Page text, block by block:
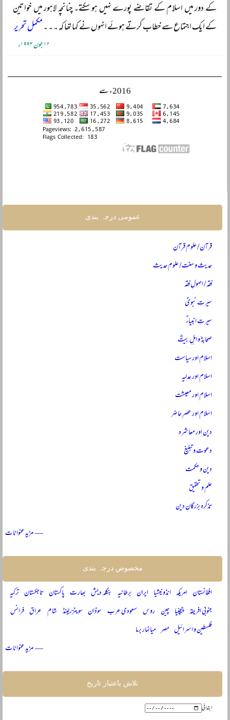
کے دور میں اسلام کے تقاضے پورے نہیں ہو سکتے۔ چنانچہ لاہور میں خواتین
کے ایک اجتماع سے خطاب کرتے ہوئے انہوں نے کہا تھا کہ ۔ ۔ ۔ مکمل تحریر
۱۲ جون ۱۹۹۳ء
2016ء سے
عمومی درجہ بندی
قرآن / علومِ قرآن
حدیث و سنت / علومِ حدیث
فقہ / اصولِ فقہ
سیرتِ نبویؐ
سیرتِ انبیاءؑ
صحابہؓ و اہلِ بیتؓ
اسلام اور سیاست
اسلام اور عدلیہ
اسلام اور معیشت
اسلام اور عصرِ حاضر
دین اور معاشرہ
دعوت و تبلیغ
دین و حکمت
علم و تحقیق
تذکرہ بزرگانِ دین
— مزید عنوانات
مخصوص درجہ بندی
افغانستان امریکہ انڈونیشیا ایران برطانیہ بنگلہ دیش بھارت پاکستان تاجکستان ترکیہ
جنوبی افریقہ چیچنیا چین روس سعودی عرب سوڈان سویٹزرلینڈ شام عراق فرانس
فلسطین و اسرائیل مصر میانمار برما
— مزید عنوانات
تلاش باعتبار تاریخ
ابتدائی